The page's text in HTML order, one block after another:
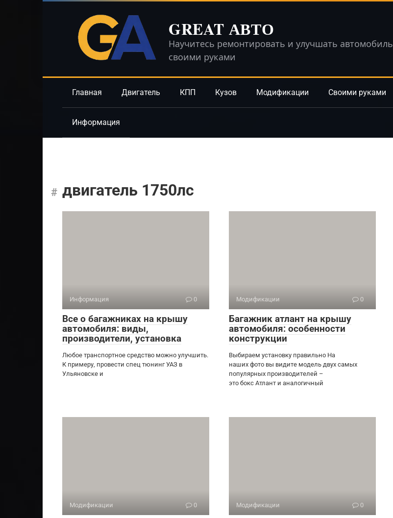
GREAT АВТО
Научитесь ремонтировать и улучшать автомобиль
своими руками
Главная Двигатель КПП Кузов Модификации Своими руками
Информация
двигатель 1750лс
Информация 0
Все о багажниках на крышу
автомобиля: виды,
производители, установка
Любое транспортное средство можно улучшить.
К примеру, провести спец тюнинг УАЗ в
Ульяновске и
Модификации 0
Багажник атлант на крышу
автомобиля: особенности
конструкции
Выбираем установку правильно На
наших фото вы видите модель двух самых
популярных производителей –
это бокс Атлант и аналогичный
Модификации 0 Модификации 0